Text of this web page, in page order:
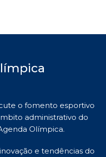
o fomento esportivo
administrativo do
Olímpica.
e tendências do